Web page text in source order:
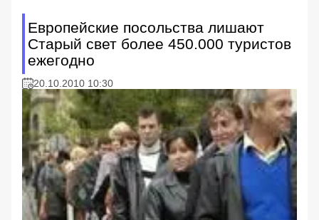
Европейские посольства лишают
Старый свет более 450.000 туристов
ежегодно
20.10.2010 10:30